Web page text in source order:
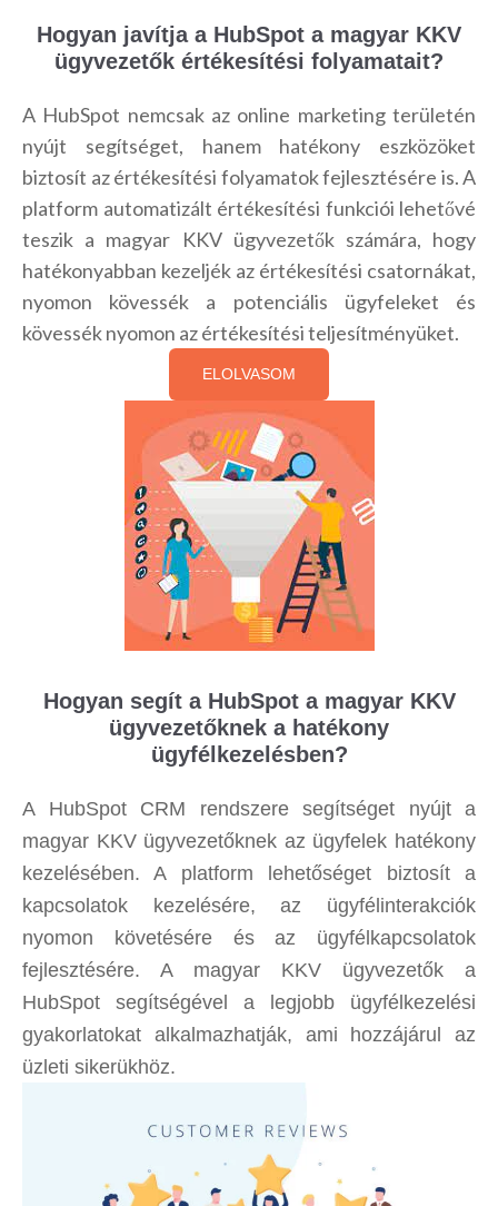
Hogyan javítja a HubSpot a magyar KKV
ügyvezetők értékesítési folyamatait?
A HubSpot nemcsak az online marketing területén
nyújt segítséget, hanem hatékony eszközöket
biztosít az értékesítési folyamatok fejlesztésére is. A
platform automatizált értékesítési funkciói lehetővé
teszik a magyar KKV ügyvezetők számára, hogy
hatékonyabban kezeljék az értékesítési csatornákat,
nyomon kövessék a potenciális ügyfeleket és
kövessék nyomon az értékesítési teljesítményüket.
ELOLVASOM
Hogyan segít a HubSpot a magyar KKV
ügyvezetőknek a hatékony
ügyfélkezelésben?
A HubSpot CRM rendszere segítséget nyújt a
magyar KKV ügyvezetőknek az ügyfelek hatékony
kezelésében. A platform lehetőséget biztosít a
kapcsolatok kezelésére, az ügyfélinterakciók
nyomon követésére és az ügyfélkapcsolatok
fejlesztésére. A magyar KKV ügyvezetők a
HubSpot segítségével a legjobb ügyfélkezelési
gyakorlatokat alkalmazhatják, ami hozzájárul az
üzleti sikerükhöz.